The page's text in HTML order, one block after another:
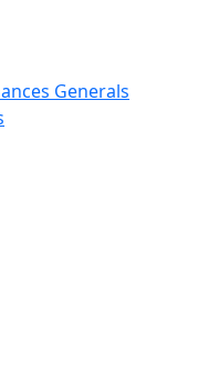
Generals